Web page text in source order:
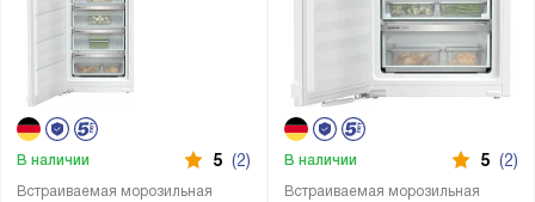
Встраиваемая морозильная
В наличии 5 (2)
Встраиваемая морозильная
В наличии 5 (2)